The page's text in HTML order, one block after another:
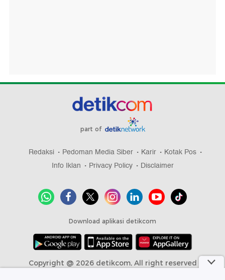
part of
Redaksi Pedoman Media Siber Karir
Kotak Pos
Info Iklan
Privacy Policy Disclaimer
Download aplikasi detikcom
Copyright @ 2026 detikcom, All right reserved